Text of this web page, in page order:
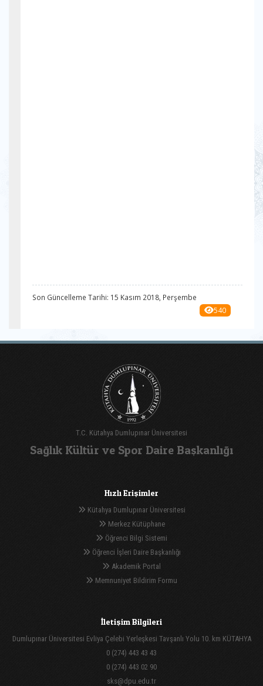
Son Güncelleme Tarihi: 15 Kasım 2018, Perşembe
540
T.C. Kütahya Dumlupınar Üniversitesi
Sağlık Kültür ve Spor Daire Başkanlığı
Hızlı Erişimler
Kütahya Dumlupınar Üniversitesi
Merkez Kütüphane
Öğrenci Bilgi Sistemi
Öğrenci İşleri Daire Başkanlığı
Akademik Portal
Memnuniyet Bildirim Formu
İletişim Bilgileri
Dumlupınar Üniversitesi Evliya Çelebi Yerleşkesi Tavşanlı Yolu 10. km KÜTAHYA
0 (274) 443 43 43
0 (274) 443 02 90
sks@dpu.edu.tr